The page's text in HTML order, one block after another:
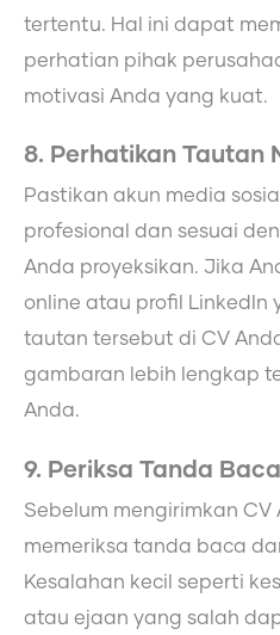
tertentu. Hal ini dapat
perhatian pihak
motivasi Anda yang kuat.
8. Perhatikan Tautan
Pastikan akun media
profesional dan sesuai
Anda proyeksikan. Jika
online atau profil LinkedIn
tautan tersebut di CV
gambaran lebih lengkap
Anda.
9. Periksa Tanda
Sebelum mengirimkan
memeriksa tanda baca
Kesalahan kecil seperti
atau ejaan yang salah